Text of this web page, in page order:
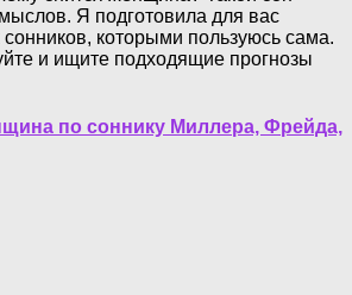
Я подготовила для вас
которыми пользуюсь сама.
и ищите подходящие прогнозы
по соннику Миллера, Фрейда,